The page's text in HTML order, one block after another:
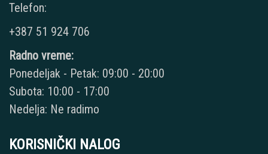
Telefon:
+387 51 924 706
Radno vreme:
Ponedeljak - Petak: 09:00 - 20:00
Subota: 10:00 - 17:00
Nedelja: Ne radimo
KORISNIČKI NALOG